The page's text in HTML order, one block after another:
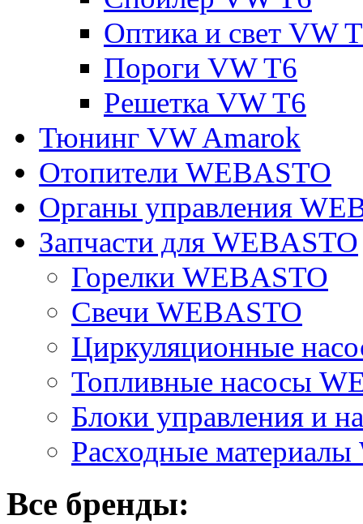
Оптика и свет VW
Пороги VW T6
Решетка VW T6
Тюнинг VW Amarok
Отопители WEBASTO
Органы управления
Запчасти для WEBASTO
Горелки WEBASTO
Свечи WEBASTO
Циркуляционные
Топливные насосы
Блоки управления и
Расходные
Все бренды: